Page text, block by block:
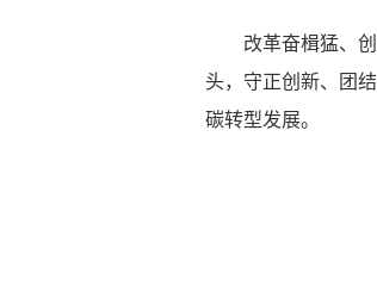
改革奋楫猛、创新
头，守正创新、团
碳转型发展。